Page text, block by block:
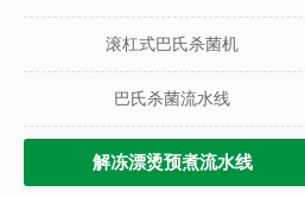
滚杠式巴氏杀菌机
巴氏杀菌流水线
解冻漂烫预煮流水线